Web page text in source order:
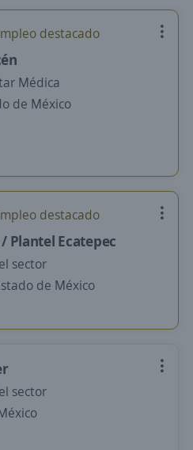
destacado
Médica
de México
destacado
Plantel Ecatepec
sector
de México
sector